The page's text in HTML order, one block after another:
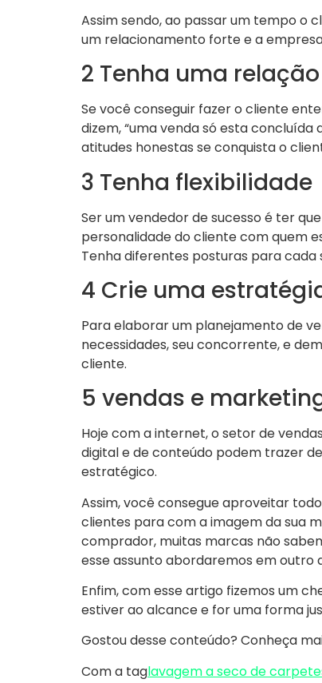
Assim sendo, ao passar um tempo o
um relacionamento forte e a
2 Tenha uma
Se você conseguir fazer o cliente
dizem, “uma venda só esta
atitudes honestas se conquista o
3 Tenha flexibilidade
Ser um vendedor de sucesso é ter
personalidade do cliente com quem
Tenha diferentes posturas para cada
4 Crie uma
Para elaborar um planejamento de
necessidades, seu concorrente, e
cliente.
5 vendas e
Hoje com a internet, o setor de
digital e de conteúdo podem trazer de
estratégico.
Assim, você consegue aproveitar
clientes para com a imagem da sua
comprador, muitas marcas não
esse assunto abordaremos em outro
Enfim, com esse artigo fizemos um
estiver ao alcance e for uma forma
Gostou desse conteúdo? Conheça
Com a taglavagem a seco de